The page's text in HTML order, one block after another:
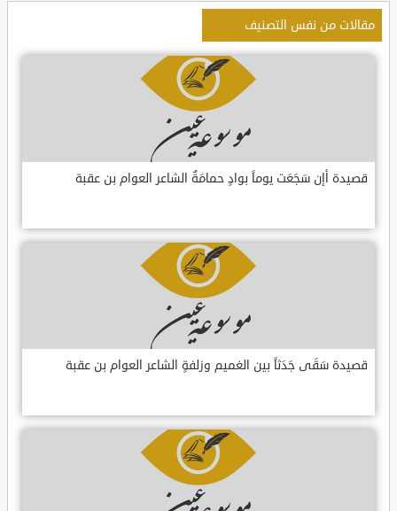
مقالات من نفس التصنيف
قصيدة أإن سَجَعَت يوماً بوادٍ حمامَةٌ الشاعر العوام بن عقبة
قصيدة سَقَى جَدَثاً بين الغميم وزلفةٍ الشاعر العوام بن عقبة